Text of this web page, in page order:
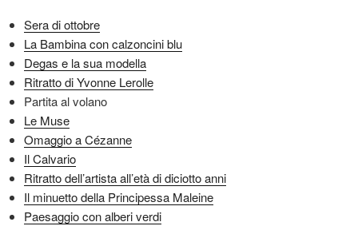
Sera di ottobre
La Bambina con calzoncini blu
Degas e la sua modella
Ritratto di Yvonne Lerolle
Partita al volano
Le Muse
Omaggio a Cézanne
Il Calvario
Ritratto dell’artista all’età di diciotto anni
Il minuetto della Principessa Maleine
Paesaggio con alberi verdi